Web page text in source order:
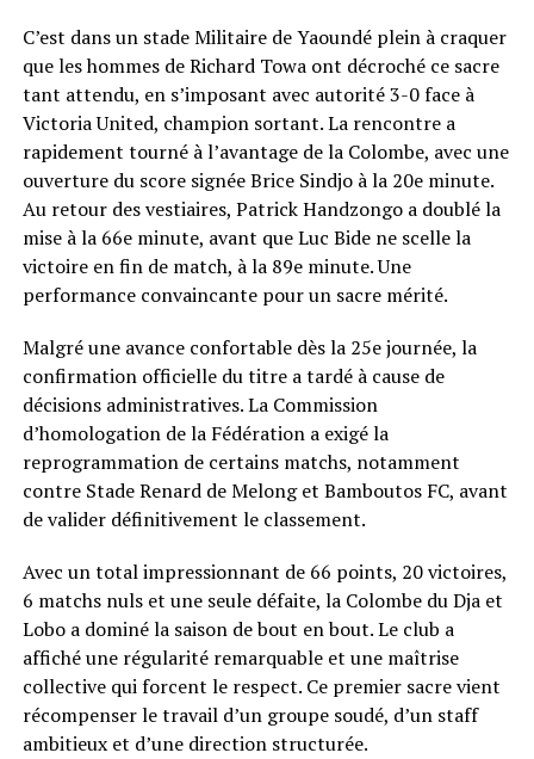
C’est dans un stade Militaire de Yaoundé plein à craquer
que les hommes de Richard Towa ont décroché ce sacre
tant attendu, en s’imposant avec autorité 3-0 face à
Victoria United, champion sortant. La rencontre a
rapidement tourné à l’avantage de la Colombe, avec une
ouverture du score signée Brice Sindjo à la 20e minute.
Au retour des vestiaires, Patrick Handzongo a doublé la
mise à la 66e minute, avant que Luc Bide ne scelle la
victoire en fin de match, à la 89e minute. Une
performance convaincante pour un sacre mérité.
Malgré une avance confortable dès la 25e journée, la
confirmation officielle du titre a tardé à cause de
décisions administratives. La Commission
d’homologation de la Fédération a exigé la
reprogrammation de certains matchs, notamment
contre Stade Renard de Melong et Bamboutos FC, avant
de valider définitivement le classement.
Avec un total impressionnant de 66 points, 20 victoires,
6 matchs nuls et une seule défaite, la Colombe du Dja et
Lobo a dominé la saison de bout en bout. Le club a
affiché une régularité remarquable et une maîtrise
collective qui forcent le respect. Ce premier sacre vient
récompenser le travail d’un groupe soudé, d’un staff
ambitieux et d’une direction structurée.